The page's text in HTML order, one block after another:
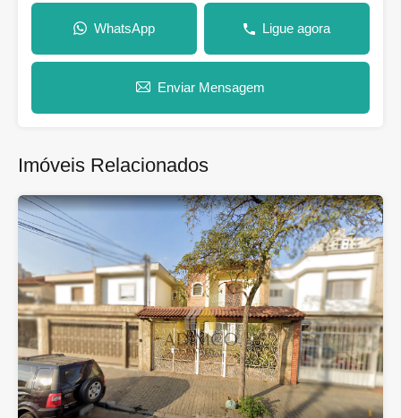
WhatsApp Ligue agora
Enviar Mensagem
Imóveis Relacionados